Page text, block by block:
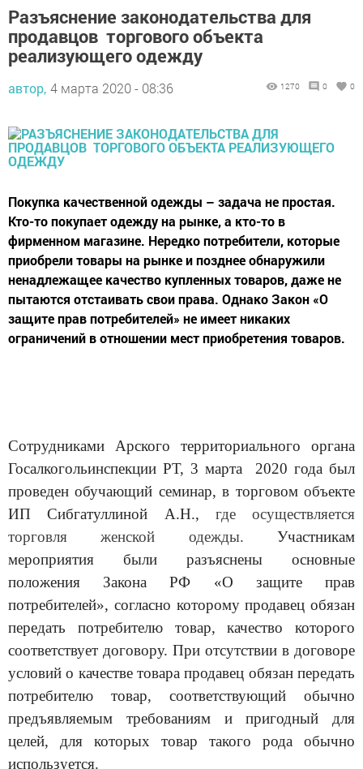
Разъяснение законодательства для
продавцов торгового объекта
реализующего одежду
Кто-то покупает одежду на рынке, а кто-то в
фирменном магазине. Нередко потребители, которые
приобрели товары на рынке и позднее обнаружили
ненадлежащее качество купленных товаров, даже не
пытаются отстаивать свои права. Однако Закон «О
защите прав потребителей» не имеет никаких
ограничений в отношении мест приобретения товаров.
Госалкогольинспекции РТ, 3 марта 2020 года был
проведен обучающий семинар, в торговом объекте
ИП Сибгатуллиной А.Н.,
где осуществляется
торговля женской одежды.
Участникам
мероприятия были разъяснены основные
положения Закона РФ «О защите прав
потребителей», согласно которому продавец обязан
передать потребителю товар, качество которого
соответствует договору. При отсутствии в договоре
условий о качестве товара продавец обязан передать
потребителю товар, соответствующий обычно
предъявляемым требованиям и пригодный для
целей, для которых товар такого рода обычно
используется.